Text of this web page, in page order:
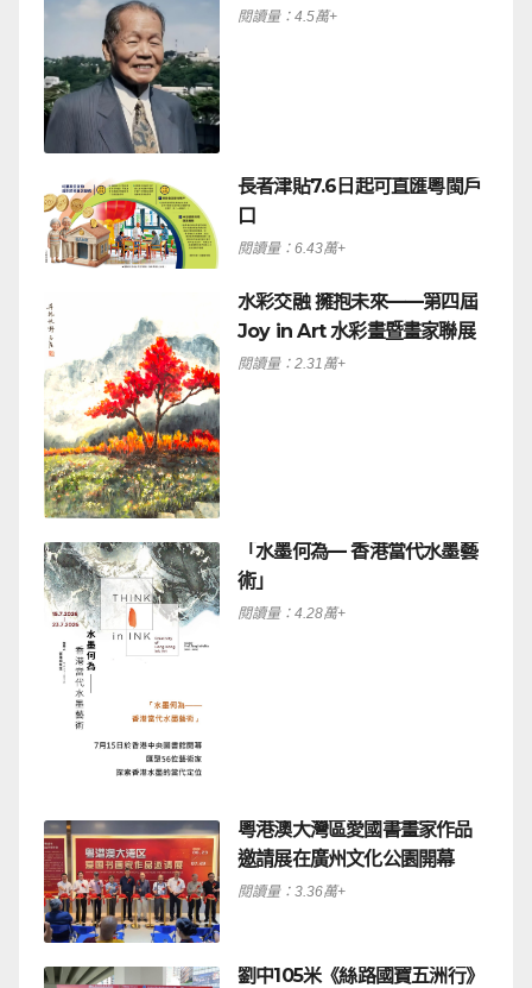
閱讀量：4.5萬+
長者津貼7.6日起可直匯粵閩戶
口
閱讀量：6.43萬+
水彩交融 擁抱未來——第四屆
Joy in Art 水彩畫暨畫家聯展
閱讀量：2.31萬+
「水墨何為— 香港當代水墨藝
術」
閱讀量：4.28萬+
粵港澳大灣區愛國書畫家作品
邀請展在廣州文化公園開幕
閱讀量：3.36萬+
劉中105米《絲路國寶五洲行》